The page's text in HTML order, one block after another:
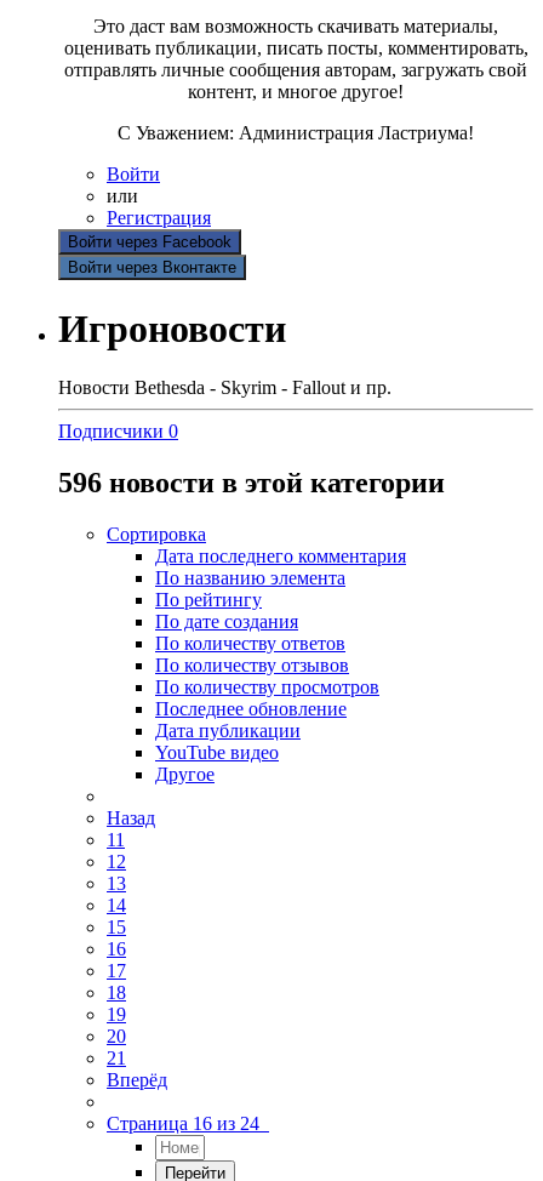
Это даст вам возможность скачивать материалы,
оценивать публикации, писать посты, комментировать,
отправлять личные сообщения авторам, загружать свой
контент, и многое другое!
С Уважением: Администрация Ластриума!
Войти
или
Регистрация
Войти через Facebook
Войти через Вконтакте
Игроновости
Новости Bethesda - Skyrim - Fallout и пр.
Подписчики 0
596 новости в этой категории
Сортировка
Дата последнего комментария
По названию элемента
По рейтингу
По дате создания
По количеству ответов
По количеству отзывов
По количеству просмотров
Последнее обновление
Дата публикации
YouTube видео
Другое
Назад
11
12
13
14
15
16
17
18
19
20
21
Вперёд
Страница 16 из 24